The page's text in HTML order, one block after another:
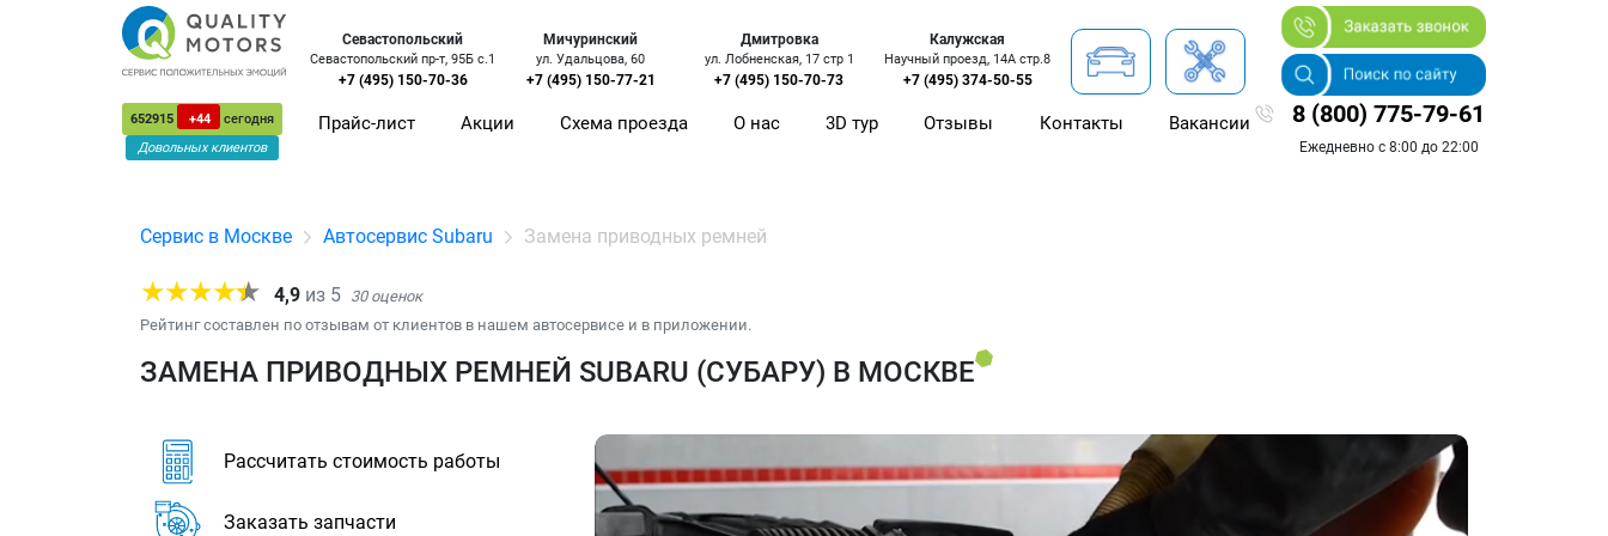
652915 +44
сегодня
Довольных клиентов
Севастопольский
Севастопольский пр-т, 95Б с.1
+7 (495) 150-70-36
Мичуринский
ул. Удальцова, 60
+7 (495) 150-77-21
Дмитровка
ул. Лобненская, 17 стр 1
+7 (495) 150-70-73
Калужская
Научный проезд, 14А стр.8
+7 (495) 374-50-55
Прайс-лист Акции Схема проезда О нас 3D тур Отзывы Контакты Вакансии 8 (800) 775-79-61
Ежедневно с 8:00 до 22:00
Сервис в Москве Автосервис Subaru Замена приводных ремней
4,9 из 5 30оценок
Рейтинг составлен по отзывам от клиентов в нашем автосервисе и в приложении.
ЗАМЕНА ПРИВОДНЫХ РЕМНЕЙ SUBARU (СУБАРУ) В МОСКВЕ
Рассчитать стоимость работы
Заказать запчасти